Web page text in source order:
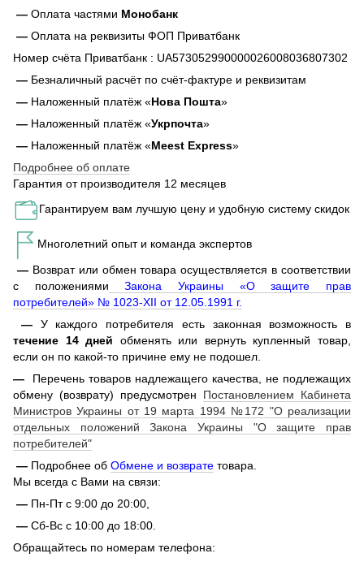
— Оплата частями Монобанк
— Оплата на реквизиты ФОП Приватбанк
Номер счёта Приватбанк : UA573052990000026008036807302
— Безналичный расчёт по счёт-фактуре и реквизитам
— Наложенный платёж «Нова Пошта»
— Наложенный платёж «Укрпочта»
— Наложенный платёж «Meest Express»
Подробнее об оплате
Гарантия от производителя 12 месяцев
Гарантируем вам лучшую цену и удобную систему скидок
Многолетний опыт и команда экспертов
— Возврат или обмен товара осуществляется в соответствии
с положениями Закона Украины «О защите прав
потребителей» № 1023-XII от 12.05.1991 г.
— У каждого потребителя есть законная возможность в
течение 14 дней обменять или вернуть купленный товар,
если он по какой-то причине ему не подошел.
—
Перечень товаров надлежащего качества, не подлежащих
обмену (возврату) предусмотрен Постановлением Кабинета
Министров Украины от 19 марта 1994 №172 "О реализации
отдельных положений Закона Украины "О защите прав
потребителей"
— Подробнее об Обмене и возврате товара.
Мы всегда с Вами на связи:
— Пн-Пт с 9:00 до 20:00,
— Сб-Вс с 10:00 до 18:00.
Обращайтесь по номерам телефона: